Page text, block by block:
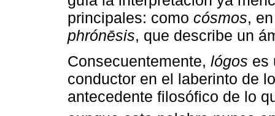
principales: como cósmos,
phrónēsis, que describe un
Consecuentemente, lógos es
conductor en el laberinto de
antecedente filosófico de lo